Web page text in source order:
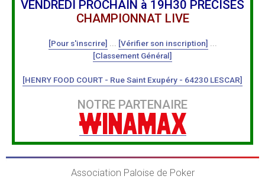
VENDREDI PROCHAIN à 19H30 PRÉCISES
CHAMPIONNAT LIVE
[Pour s'inscrire] [Vérifier son inscription]
[Classement Général]
[HENRY FOOD COURT - Rue Saint Exupéry - 64230 LESCAR]
NOTRE PARTENAIRE
Association Paloise de Poker